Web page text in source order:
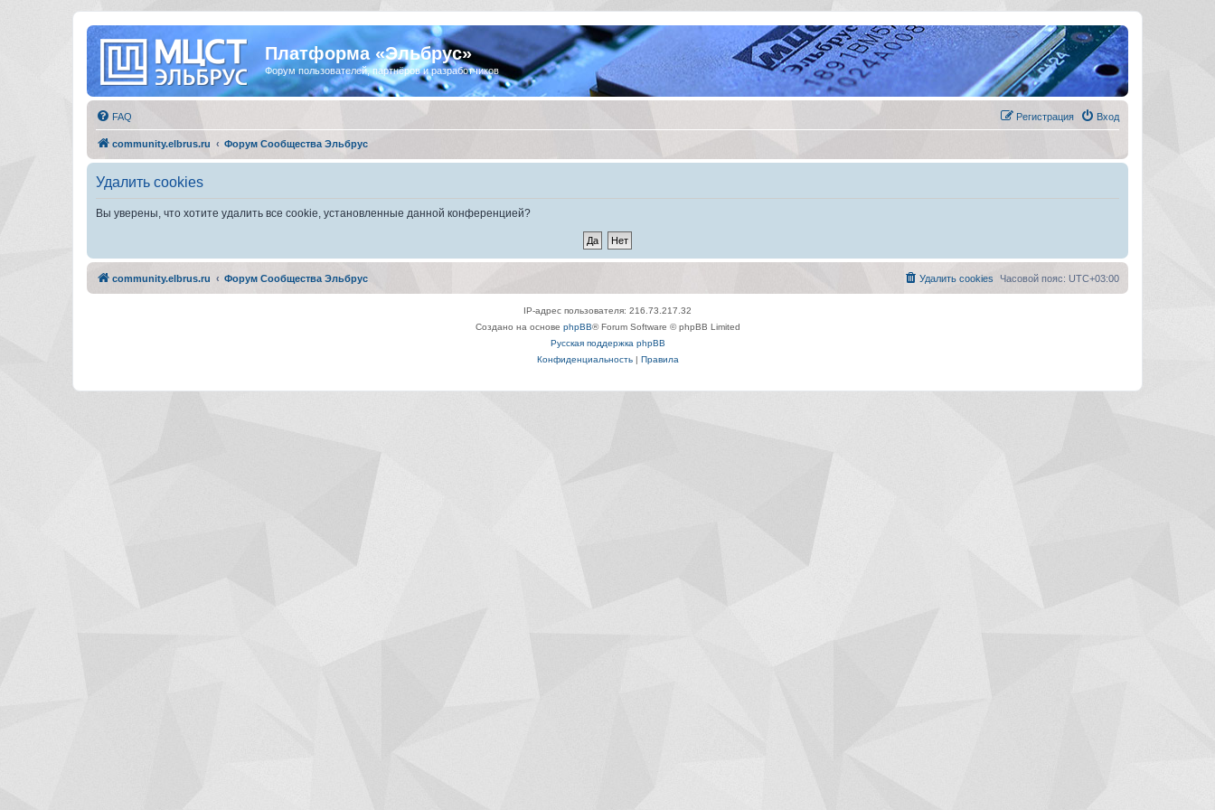
Платформа «Эльбрус»
Форум пользователей, партнёров и разработчиков
FAQ Вход
Регистрация
community.elbrus.ru Форум Сообщества Эльбрус
Удалить cookies
Вы уверены, что хотите удалить все cookie, установленные данной конференцией?
community.elbrus.ru Форум Сообщества Эльбрус Часовой пояс: UTC+03:00
Удалить cookies
IP-адрес пользователя: 216.73.217.32
Создано на основе phpBB® Forum Software © phpBB Limited
Русская поддержка phpBB
Конфиденциальность| Правила